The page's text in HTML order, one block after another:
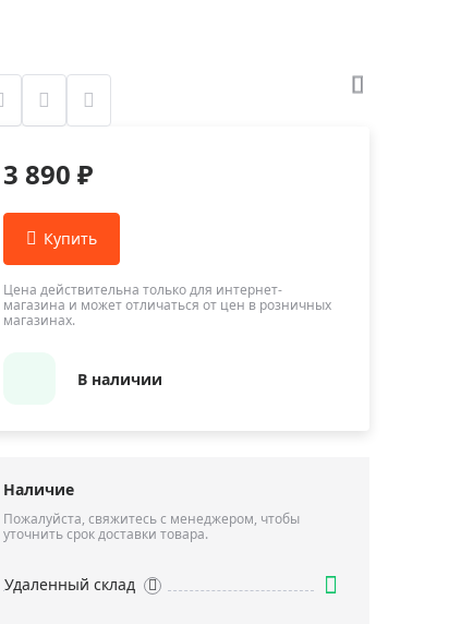
Приборы неразрушающего контроля
Приборы теплового контроля
Детекторы проводки
Влагомеры (датчики влажности)
Измерители параметров окружающей
среды
Видеоэндоскопы
Металлоискатели
Теодолиты
Прочее
3 890 ₽
Цена действительна только для интернет-
магазина и может отличаться от цен в розничных
магазинах.
В наличии
Наличие
Пожалуйста, свяжитесь с менеджером, чтобы
уточнить срок доставки товара.
Удаленный склад